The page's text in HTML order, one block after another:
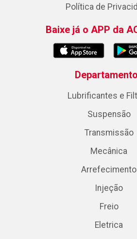
Política de
Baixe já o APP da
Lubrificantes e
Suspensão
Transmissão
Mecânica
Arrefecimento
Injeção
Freio
Eletrica